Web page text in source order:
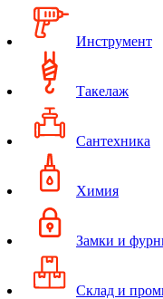
Инструмент
Такелаж
Сантехника
Химия
Замки и
Склад и